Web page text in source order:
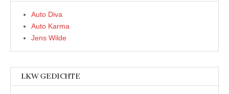
Auto Diva
Auto Karma
Jens Wilde
LKW GEDICHTE